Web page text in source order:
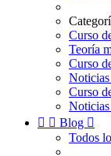
Curso
Teoría
Curso
Curso
  Blog 
Todos